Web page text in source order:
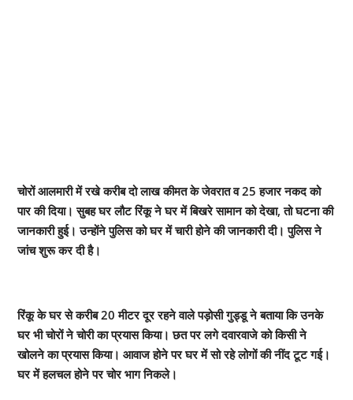
चोरों आलमारी में रखे करीब दो लाख कीमत के जेवरात व 25 हजार नकद को
पार की दिया। सुबह घर लौट रिंकू ने घर में बिखरे सामान को देखा, तो घटना की
जानकारी हुई। उन्होंने पुलिस को घर में चारी होने की जानकारी दी। पुलिस ने
जांच शुरू कर दी है।
रिंकू के घर से करीब 20 मीटर दूर रहने वाले पड़ोसी गुड्डू ने बताया कि उनके
घर भी चोरों ने चोरी का प्रयास किया। छत पर लगे दवारवाजे को किसी ने
खोलने का प्रयास किया। आवाज होने पर घर में सो रहे लोगों की नींद टूट गई।
घर में हलचल होने पर चोर भाग निकले।